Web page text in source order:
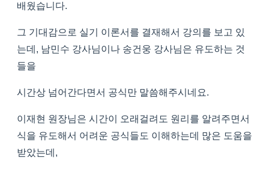
배웠습니다.
그 기대감으로 실기 이론서를 결재해서 강의를 보고 있
는데, 남민수 강사님이나 송건웅 강사님은 유도하는 것
들을
시간상 넘어간다면서 공식만 말씀해주시네요.
이재현 원장님은 시간이 오래걸려도 원리를 알려주면서
식을 유도해서 어려운 공식들도 이해하는데 많은 도움을
받았는데,